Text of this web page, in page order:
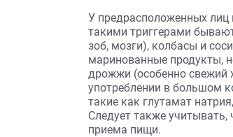
У предрасположенных лиц
такими триггерами
зоб, мозги), колбасы и
маринованные продукты,
дрожжи (особенно свежий
употреблении в большом
такие как глутамат
Следует также учитывать,
приема пищи.